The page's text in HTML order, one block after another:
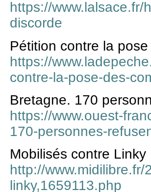
https://
discorde
Pétition contre la
https://
contre-la-pose-des-
Bretagne. 170
https://www.ouest-
170-personnes-
Mobilisés contre Linky
http://
linky,1659113.php